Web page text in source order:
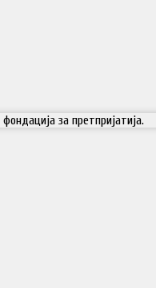
за претпријатија.